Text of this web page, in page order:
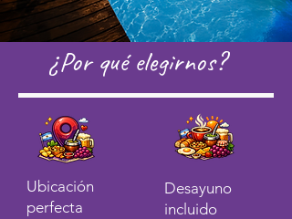
¿Por qué elegirnos?
Ubicación
perfecta
Desayuno
incluido